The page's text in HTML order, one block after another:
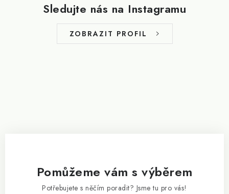
Sledujte nás na Instagramu
ZOBRAZIT PROFIL
Pomůžeme vám s výběrem
Potřebujete s něčím poradit? Jsme tu pro vás!